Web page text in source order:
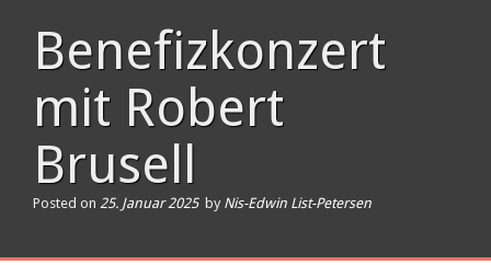
Benefizkonzert
mit Robert
Brusell
Posted on 25. Januar 2025 by Nis-Edwin List-Petersen